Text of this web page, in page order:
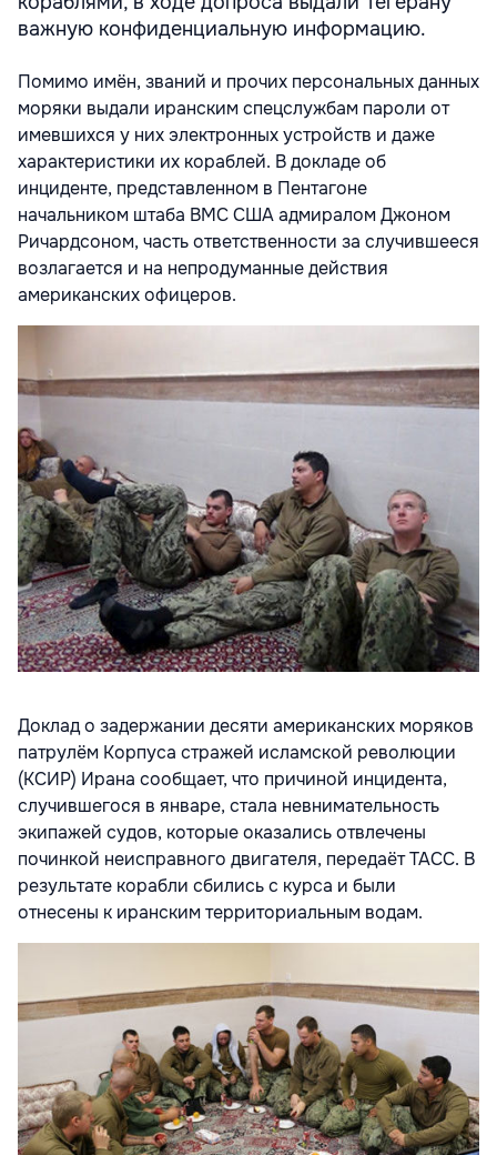
важную конфиденциальную информацию.
Помимо имён, званий и прочих персональных данных
моряки выдали иранским спецслужбам пароли от
имевшихся у них электронных устройств и даже
характеристики их кораблей. В докладе об
инциденте, представленном в Пентагоне
начальником штаба ВМС США адмиралом Джоном
Ричардсоном, часть ответственности за случившееся
возлагается и на непродуманные действия
американских офицеров.
Доклад о задержании десяти американских моряков
патрулём Корпуса стражей исламской революции
(КСИР) Ирана сообщает, что причиной инцидента,
случившегося в январе, стала невнимательность
экипажей судов, которые оказались отвлечены
починкой неисправного двигателя, передаёт ТАСС. В
результате корабли сбились с курса и были
отнесены к иранским территориальным водам.